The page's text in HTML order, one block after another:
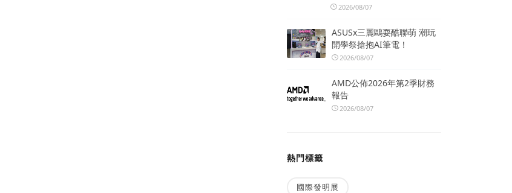
2026/08/07
ASUSx三麗鷗耍酷聯萌 潮玩
開學祭搶抱AI筆電！
2026/08/07
AMD公佈2026年第2季財務
報告
2026/08/07
熱門標籤
國際發明展